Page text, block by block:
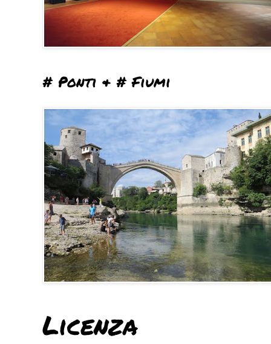
# Ponti & # Fiumi
Licenza